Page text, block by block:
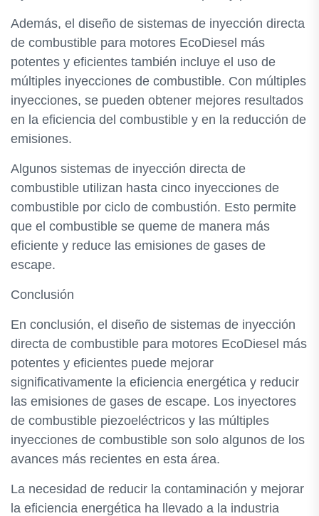
Además, el diseño de sistemas de inyección directa
de combustible para motores EcoDiesel más
potentes y eficientes también incluye el uso de
múltiples inyecciones de combustible. Con múltiples
inyecciones, se pueden obtener mejores resultados
en la eficiencia del combustible y en la reducción de
emisiones.
Algunos sistemas de inyección directa de
combustible utilizan hasta cinco inyecciones de
combustible por ciclo de combustión. Esto permite
que el combustible se queme de manera más
eficiente y reduce las emisiones de gases de
escape.
Conclusión
En conclusión, el diseño de sistemas de inyección
directa de combustible para motores EcoDiesel más
potentes y eficientes puede mejorar
significativamente la eficiencia energética y reducir
las emisiones de gases de escape. Los inyectores
de combustible piezoeléctricos y las múltiples
inyecciones de combustible son solo algunos de los
avances más recientes en esta área.
La necesidad de reducir la contaminación y mejorar
la eficiencia energética ha llevado a la industria